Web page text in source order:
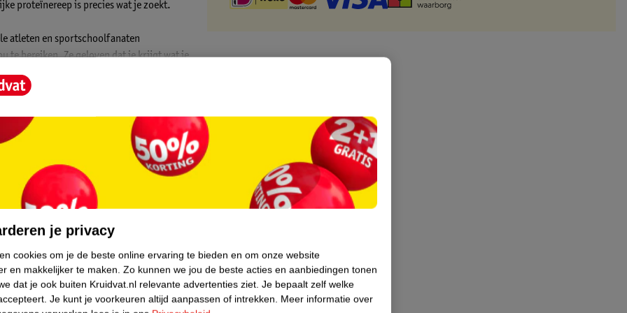
proteïnereep is precies wat je zoekt.
atleten en sportschoolfanaten
te bereiken. Ze geloven dat je krijgt wat je
ingrediënten van hoge kwaliteit en
je privacy
cookies om je de beste online ervaring te bieden en om onze website
en makkelijker te maken. Zo kunnen we jou de beste acties en aanbiedingen tonen
dat je ook buiten Kruidvat.nl relevante advertenties ziet. Je bepaalt zelf welke
Je kunt je voorkeuren altijd aanpassen of intrekken. Meer informatie over